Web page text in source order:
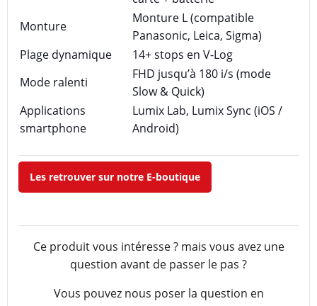
Monture
Monture L (compatible
Panasonic, Leica, Sigma)
Plage dynamique
14+ stops en V-Log
Mode ralenti
FHD jusqu’à 180 i/s (mode
Slow & Quick)
Applications
smartphone
Lumix Lab, Lumix Sync (iOS /
Android)
Les retrouver sur notre E-boutique
Ce produit vous intéresse ? mais vous avez une
question avant de passer le pas ?
Vous pouvez nous poser la question en